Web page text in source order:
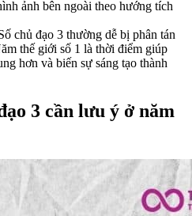
ảnh bên ngoài theo hướng tích
chủ đạo 3 thường dễ bị phân tán
thế giới số 1 là thời điểm giúp
hơn và biến sự sáng tạo thành
3 cần lưu ý ở năm